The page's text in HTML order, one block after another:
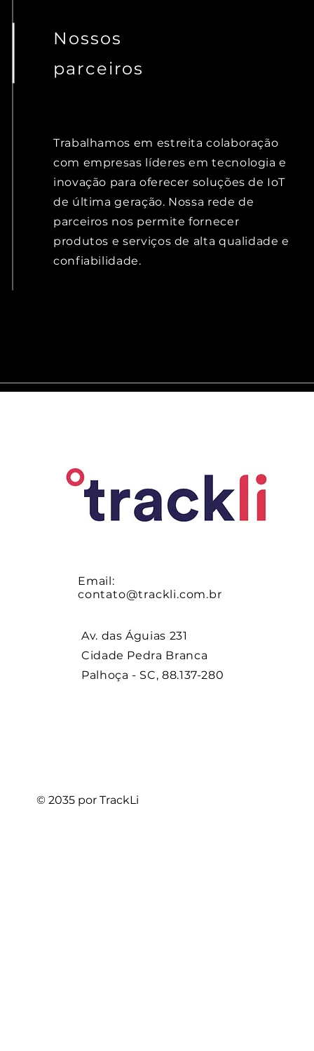
Nossos
parceiros
Trabalhamos em estreita colaboração
com empresas líderes em tecnologia e
inovação para oferecer soluções de IoT
de última geração. Nossa rede de
parceiros nos permite fornecer
produtos e serviços de alta qualidade e
confiabilidade.
Email:
contato@trackli.com.br
Av. das Águias 231
Cidade Pedra Branca
Palhoça - SC, 88.137-280
© 2035 por TrackLi